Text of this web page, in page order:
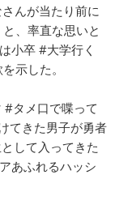
んが当たり前に
、率直な思いと
小卒 #大学行く
示した。
タメ口で喋って
てきた男子が勇者
して入ってきた
あふれるハッシ